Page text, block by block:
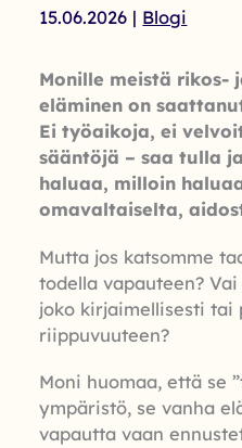
15.06.2026 | Blogi
Monille meistä rikos-
eläminen on
Ei työaikoja, ei
sääntöjä – saa tulla
haluaa, milloin
omavaltaiselta,
Mutta jos katsomme
todella vapauteen?
joko kirjaimellisesti tai
riippuvuuteen?
Moni huomaa, että se
ympäristö, se vanha
vapautta vaan